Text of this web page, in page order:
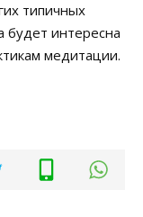
типичных
будет интересна
медитации.